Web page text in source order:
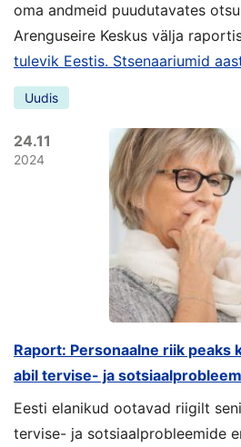
oma andmeid puudutavates
Arenguseire Keskus välja
tulevik Eestis. Stsenaariumid
Uudis
24.11
2024
Raport: Personaalne riik peaks
abil tervise- ja
Eesti elanikud ootavad riigilt
tervise- ja sotsiaalprobleemide